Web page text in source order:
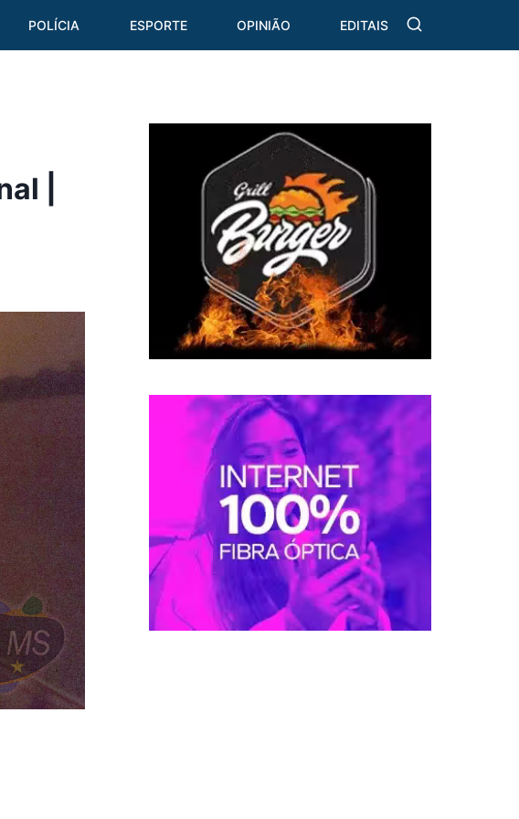
POLÍCIA ESPORTE OPINIÃO EDITAIS
|